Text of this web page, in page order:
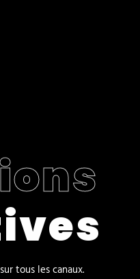
tous les canaux.